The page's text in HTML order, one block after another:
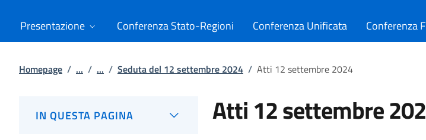
Presentazione Conferenza Stato-Regioni Conferenza Unificata Conferenza
Homepage / ... / ... / Seduta del 12 settembre 2024 / Atti 12 settembre 2024
IN QUESTA PAGINA Atti 12 settembre